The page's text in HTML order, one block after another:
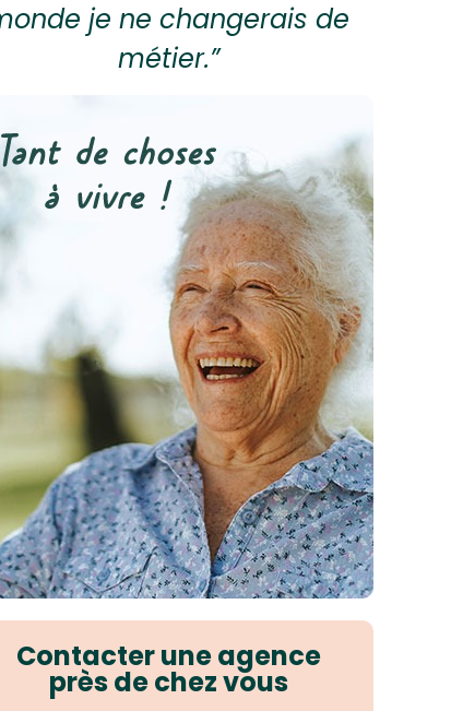
je ne changerais de
métier.”
Contacter une agence
près de chez vous